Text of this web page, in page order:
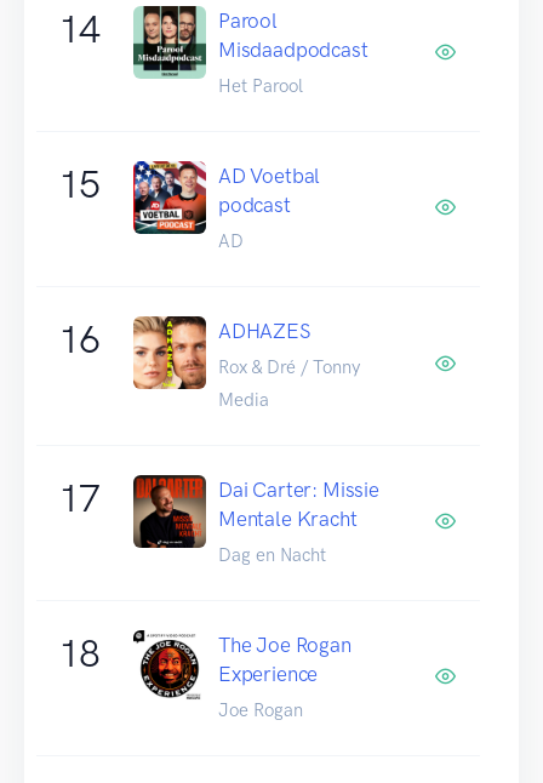
14
Parool
Misdaadpodcast
Het Parool
15
AD Voetbal
podcast
AD
16 ADHAZES
Rox & Dré / Tonny
Media
17
Dai Carter: Missie
Mentale Kracht
Dag en Nacht
18
The Joe Rogan
Experience
Joe Rogan